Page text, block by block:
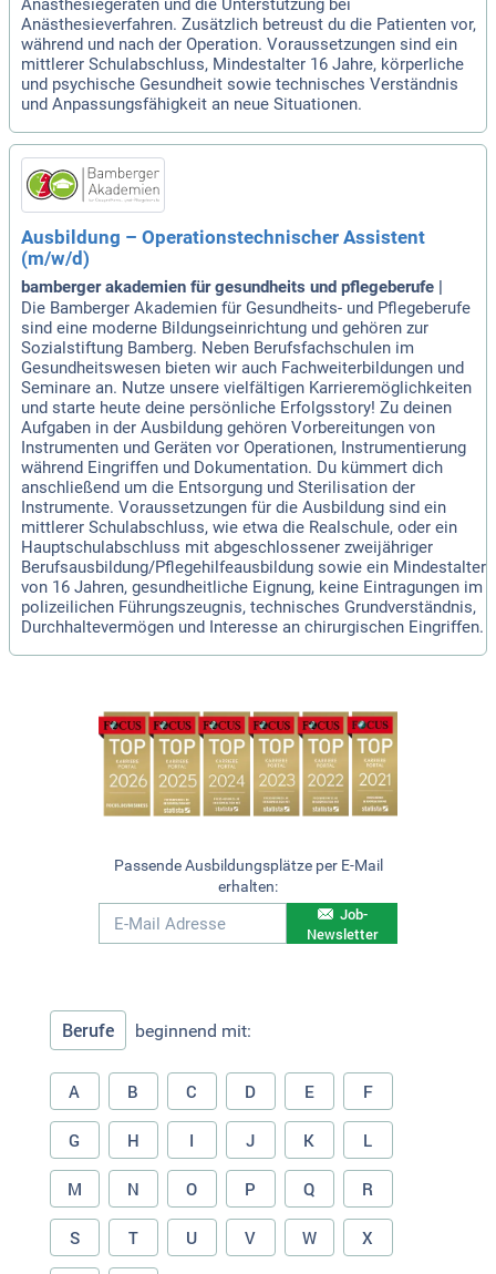
Anästhesiegeräten und die Unterstützung bei
Anästhesieverfahren. Zusätzlich betreust du die Patienten vor,
während und nach der Operation. Voraussetzungen sind ein
mittlerer Schulabschluss, Mindestalter 16 Jahre, körperliche
und psychische Gesundheit sowie technisches Verständnis
und Anpassungsfähigkeit an neue Situationen.
Ausbildung – Operationstechnischer Assistent
(m/w/d)
bamberger akademien für gesundheits und pflegeberufe |
Die Bamberger Akademien für Gesundheits- und Pflegeberufe
sind eine moderne Bildungseinrichtung und gehören zur
Sozialstiftung Bamberg. Neben Berufsfachschulen im
Gesundheitswesen bieten wir auch Fachweiterbildungen und
Seminare an. Nutze unsere vielfältigen Karrieremöglichkeiten
und starte heute deine persönliche Erfolgsstory! Zu deinen
Aufgaben in der Ausbildung gehören Vorbereitungen von
Instrumenten und Geräten vor Operationen, Instrumentierung
während Eingriffen und Dokumentation. Du kümmert dich
anschließend um die Entsorgung und Sterilisation der
Instrumente. Voraussetzungen für die Ausbildung sind ein
mittlerer Schulabschluss, wie etwa die Realschule, oder ein
Hauptschulabschluss mit abgeschlossener zweijähriger
Berufsausbildung/Pflegehilfeausbildung sowie ein Mindestalter
von 16 Jahren, gesundheitliche Eignung, keine Eintragungen im
polizeilichen Führungszeugnis, technisches Grundverständnis,
Durchhaltevermögen und Interesse an chirurgischen Eingriffen.
Passende Ausbildungsplätze per E-Mail
erhalten:
Job-
Newsletter
Berufe beginnend mit:
A B C D E F
G H I J K L
M N O P Q R
S T U V W X